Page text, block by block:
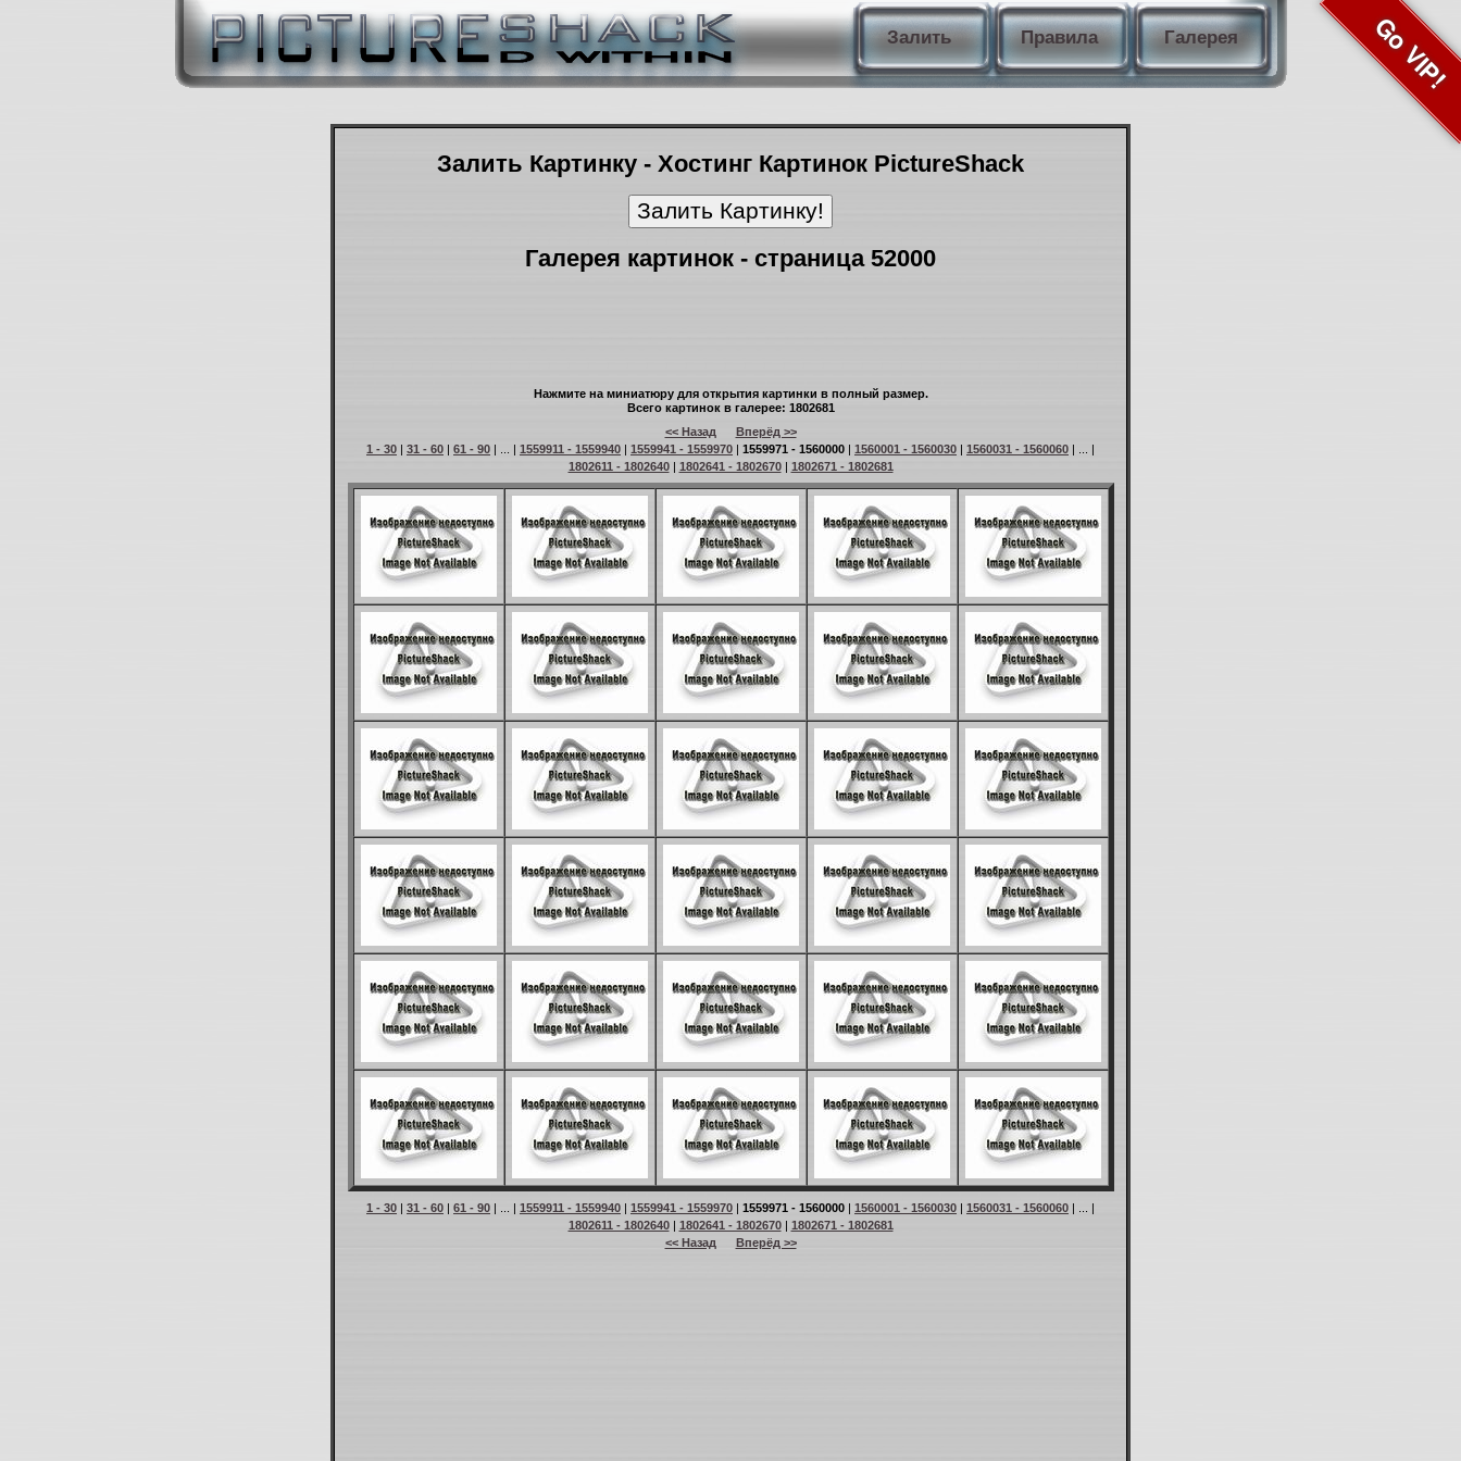
Залить Правила Галерея Go VIP!
Залить Картинку - Хостинг Картинок PictureShack
Галерея картинок - страница 52000
Нажмите на миниатюру для открытия картинки в полный размер.
Всего картинок в галерее: 1802681
<< Назад
Вперёд >>
1 - 30 | 31 - 60 | 61 - 90 | ... | 1559911 - 1559940 | 1559941 - 1559970 | 1559971 - 1560000 | 1560001 - 1560030 | 1560031 - 1560060 | ... |
1802611 - 1802640| 1802641 - 1802670| 1802671 - 1802681
1 - 30 | 31 - 60 | 61 - 90 | ... | 1559911 - 1559940 | 1559941 - 1559970 | 1559971 - 1560000 | 1560001 - 1560030 | 1560031 - 1560060 | ... |
1802611 - 1802640| 1802641 - 1802670| 1802671 - 1802681
<< Назад
Вперёд >>